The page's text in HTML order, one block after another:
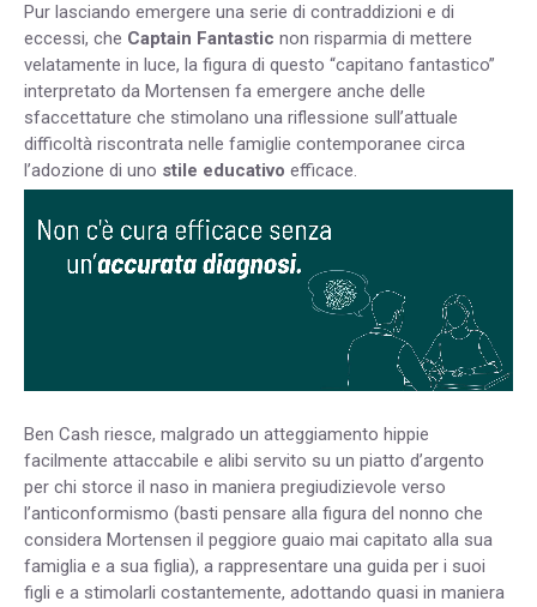
Pur lasciando emergere una serie di contraddizioni e di
eccessi, che Captain Fantastic non risparmia di mettere
velatamente in luce, la figura di questo “capitano fantastico”
interpretato da Mortensen fa emergere anche delle
sfaccettature che stimolano una riflessione sull’attuale
difficoltà riscontrata nelle famiglie contemporanee circa
l’adozione di uno stile educativo efficace.
Ben Cash riesce, malgrado un atteggiamento hippie
facilmente attaccabile e alibi servito su un piatto d’argento
per chi storce il naso in maniera pregiudizievole verso
l’anticonformismo (basti pensare alla figura del nonno che
considera Mortensen il peggiore guaio mai capitato alla sua
famiglia e a sua figlia), a rappresentare una guida per i suoi
figli e a stimolarli costantemente, adottando quasi in maniera